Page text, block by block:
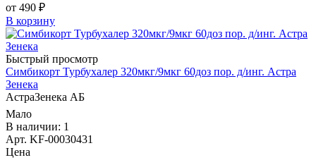
от 490 ₽
В корзину
Быстрый просмотр
Симбикорт Турбухалер 320мкг/9мкг 60доз пор. д/инг. Астра
Зенека
АстраЗенека АБ
Мало
В наличии: 1
Арт. KF-00030431
Цена